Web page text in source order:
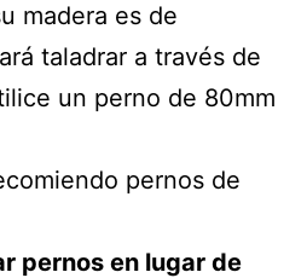
madera es de
taladrar a través de
un perno de 80mm
pernos de
pernos en lugar de